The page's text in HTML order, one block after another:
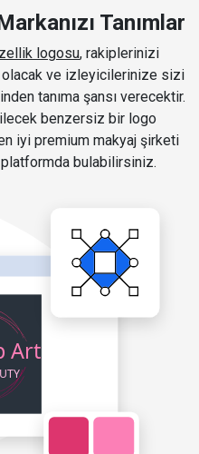
Tanımlar
logosu, rakiplerinizi
olacak ve izleyicilerinize sizi
tanıma şansı verecektir.
benzersiz bir logo
iyi premium makyaj şirketi
bulabilirsiniz.